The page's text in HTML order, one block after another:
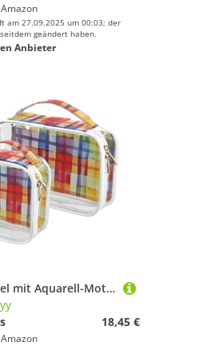
Amazon
am 27.09.2025 um 00:03; der
geändert haben.
Anbieter
Kulturbeutel mit Aquarell-Motiv, buntes Karomuster, transparent, TSA-geprüft, wasserabweisend, Kosmetiktasche, Reisetasche, Rasierzubehör, 2 Stück
18,45 €
Amazon